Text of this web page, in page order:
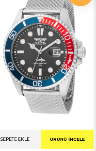
SEPETE EKLE ÜRÜNÜ İNCELE